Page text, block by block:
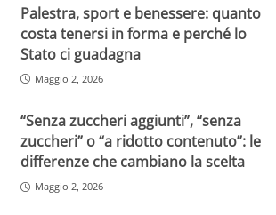
Palestra, sport e benessere: quanto
costa tenersi in forma e perché lo
Stato ci guadagna
Maggio 2, 2026
“Senza zuccheri aggiunti”, “senza
zuccheri” o “a ridotto contenuto”: le
differenze che cambiano la scelta
Maggio 2, 2026